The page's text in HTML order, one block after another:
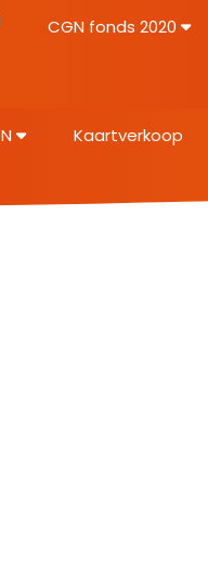
CGN fonds 2020
Kaartverkoop